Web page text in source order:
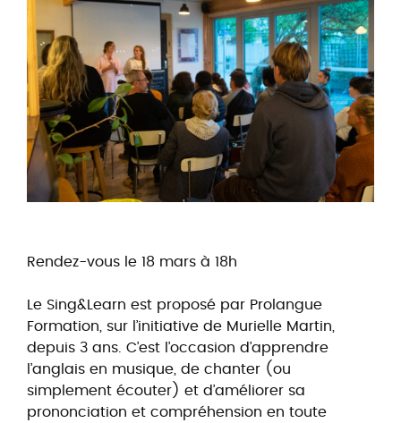
Rendez-vous le 18 mars à 18h
Le Sing&Learn est proposé par Prolangue
Formation, sur l’initiative de Murielle Martin,
depuis 3 ans. C’est l’occasion d’apprendre
l’anglais en musique, de chanter (ou
simplement écouter) et d’améliorer sa
prononciation et compréhension en toute